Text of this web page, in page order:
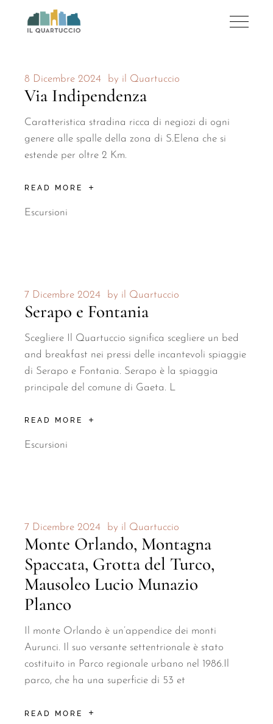
8 Dicembre 2024 by il Quartuccio
Via Indipendenza
Caratteristica stradina ricca di negiozi di ogni
genere alle spalle della zona di S.Elena che si
estende per oltre 2 Km.
READ MORE
Escursioni
7 Dicembre 2024 by il Quartuccio
Serapo e Fontania
Scegliere Il Quartuccio significa scegliere un bed
and breakfast nei pressi delle incantevoli spiaggie
di Serapo e Fontania. Serapo è la spiaggia
principale del comune di Gaeta. L
READ MORE
Escursioni
7 Dicembre 2024 by il Quartuccio
Monte Orlando, Montagna
Spaccata, Grotta del Turco,
Mausoleo Lucio Munazio
Planco
Il monte Orlando è un’appendice dei monti
Aurunci. Il suo versante settentrionale è stato
costituito in Parco regionale urbano nel 1986.Il
parco, che ha una superficie di 53 et
READ MORE